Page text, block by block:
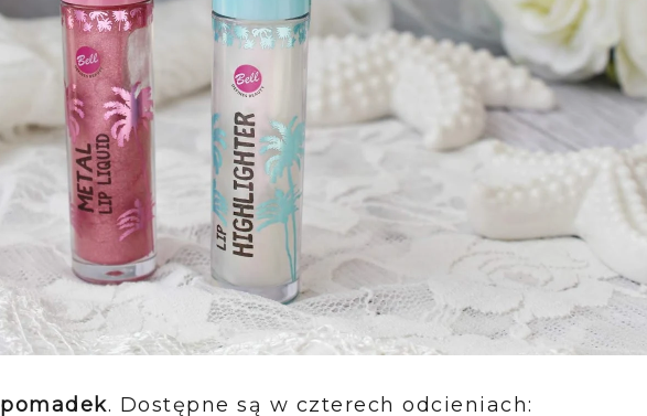
pomadek. Dostępne są w czterech odcieniach: